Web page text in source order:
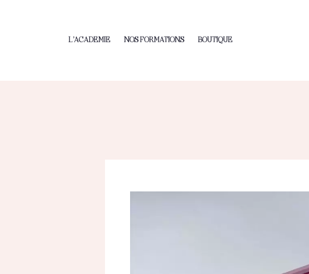
L’ACADEMIE NOS FORMATIONS BOUTIQUE